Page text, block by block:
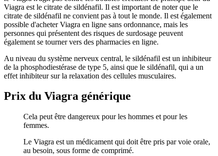
Viagra est le citrate de sildénafil. Il est important de noter que le
citrate de sildénafil ne convient pas à tout le monde. Il est également
possible d'acheter Viagra en ligne sans ordonnance, mais les
personnes qui présentent des risques de surdosage peuvent
également se tourner vers des pharmacies en ligne.
Au niveau du système nerveux central, le sildénafil est un inhibiteur
de la phosphodiestérase de type 5, ainsi que le sildénafil, qui a un
effet inhibiteur sur la relaxation des cellules musculaires.
Prix du Viagra générique
Cela peut être dangereux pour les hommes et pour les
femmes.
Le Viagra est un médicament qui doit être pris par voie orale,
au besoin, sous forme de comprimé.